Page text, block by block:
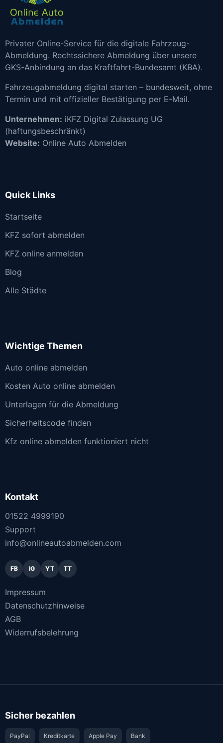
Privater Online-Service für die digitale Fahrzeug-
Abmeldung. Rechtssichere Abmeldung über unsere
GKS-Anbindung an das Kraftfahrt-Bundesamt (KBA).
Fahrzeugabmeldung digital starten – bundesweit, ohne
Termin und mit offizieller Bestätigung per E-Mail.
Unternehmen: iKFZ Digital Zulassung UG
(haftungsbeschränkt)
Website: Online Auto Abmelden
Quick Links
Startseite
KFZ sofort abmelden
KFZ online anmelden
Blog
Alle Städte
Wichtige Themen
Auto online abmelden
Kosten Auto online abmelden
Unterlagen für die Abmeldung
Sicherheitscode finden
Kfz online abmelden funktioniert nicht
Kontakt
01522 4999190
Support
info@onlineautoabmelden.com
FB IG YT TT
Impressum
Datenschutzhinweise
AGB
Widerrufsbelehrung
Sicher bezahlen
PayPal Kreditkarte Apple Pay Bank